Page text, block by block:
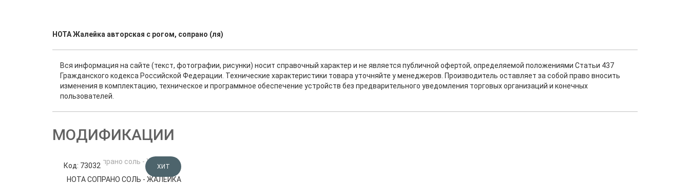
НОТА Жалейка авторская с рогом, сопрано (ля)
Вся информация на сайте (текст, фотографии, рисунки) носит справочный характер и не является публичной офертой, определяемой положениями Статьи 437
Гражданского кодекса Российской Федерации. Технические характеристики товара уточняйте у менеджеров. Производитель оставляет за собой право вносить
изменения в комплектацию, техническое и программное обеспечение устройств без предварительного уведомления торговых организаций и конечных
пользователей.
МОДИФИКАЦИИ
Код: 73032 ХИТ
НОТА СОПРАНО СОЛЬ - ЖАЛЕЙКА